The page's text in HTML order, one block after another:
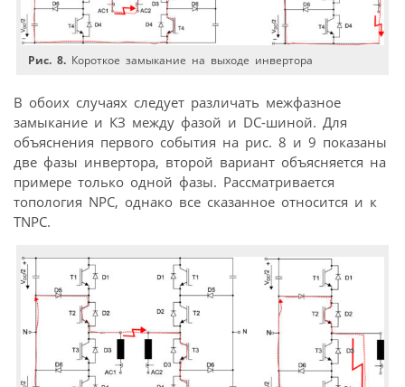
Рис. 8. Короткое замыкание на выходе инвертора
В обоих случаях следует различать межфазное
замыкание и КЗ между фазой и DC-шиной. Для
объяснения первого события на рис. 8 и 9 показаны
две фазы инвертора, второй вариант объясняется на
примере только одной фазы. Рассматривается
топология NPC, однако все сказанное относится и к
TNPC.